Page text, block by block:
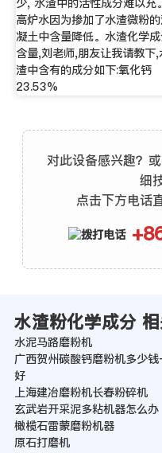
少, 水渣中的活性成分难以充。
高炉水因为掺加了水渣微粉
凝土中含量降低。水渣化学
含量,刘老师,朋友让我请教下,
渣中含有的成分如下:氧化钙
23.53%
对此设备感兴趣？
细
点击下方电话
水渣粉化学成分
水泥马路磨粉机
广西贺州碳酸钙磨粉机多少钱
好
上海建冶磨粉机长春粉碎机
玄武岩开采泥多粘机器怎么办
橄榄石雷蒙磨粉机器
原石打磨机